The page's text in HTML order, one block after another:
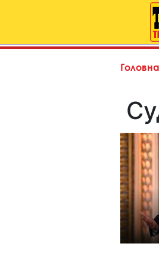
Головна